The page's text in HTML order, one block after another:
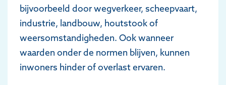
bijvoorbeeld door wegverkeer, scheepvaart,
industrie, landbouw, houtstook of
weersomstandigheden. Ook wanneer
waarden onder de normen blijven, kunnen
inwoners hinder of overlast ervaren.